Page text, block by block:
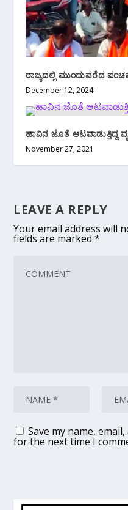
ರಾಜ್ಯದಲ್ಲಿ ಮುಂದುವರೆದ
December 12, 2024
ಹಾವಿನ ಜೊತೆ ಆಟವಾಡುತ್ತಿದ್ದ
November 27, 2021
LEAVE A REPLY
Your email address will
fields are marked*
Save my name,
for the next time I